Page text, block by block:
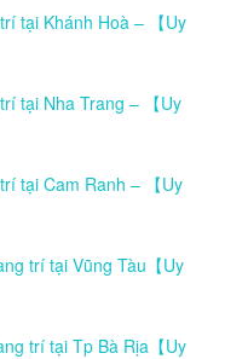
tại Khánh Hoà – 【Uy
tại Nha Trang – 【Uy
tại Cam Ranh – 【Uy
trí tại Vũng Tàu【Uy
trí tại Tp Bà Rịa【Uy